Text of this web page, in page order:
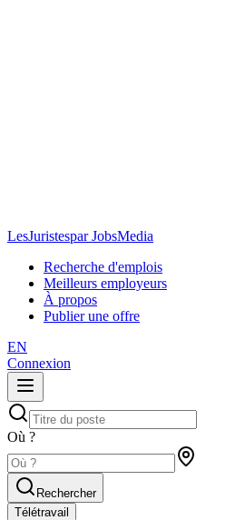
LesJuristespar JobsMedia
Recherche d'emplois
Meilleurs employeurs
À propos
Publier une offre
EN
Connexion
Où ?
Rechercher
Télétravail